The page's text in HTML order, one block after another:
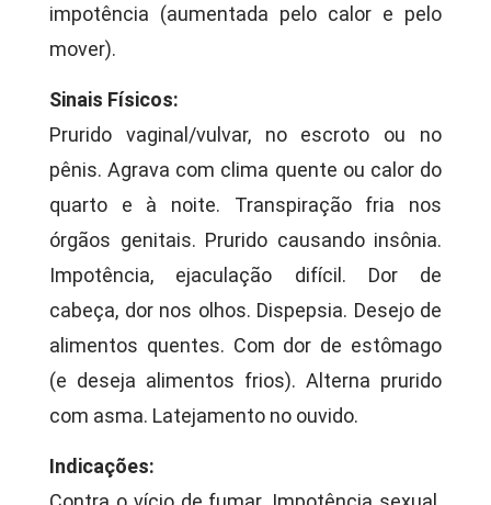
impotência (aumentada pelo calor e pelo
mover).
Sinais Físicos:
Prurido vaginal/vulvar, no escroto ou no
pênis. Agrava com clima quente ou calor do
quarto e à noite. Transpiração fria nos
órgãos genitais. Prurido causando insônia.
Impotência, ejaculação difícil. Dor de
cabeça, dor nos olhos. Dispepsia. Desejo de
alimentos quentes. Com dor de estômago
(e deseja alimentos frios). Alterna prurido
com asma. Latejamento no ouvido.
Indicações: